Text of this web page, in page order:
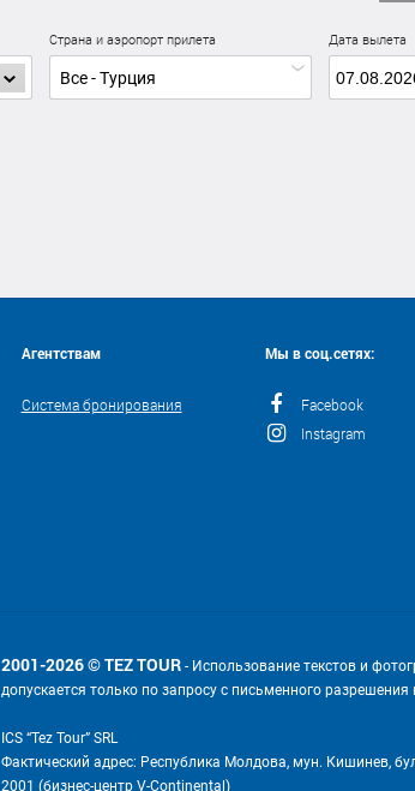
Страна и аэропорт прилета
Все - Турция
Дата вылета
Агентствам
Система бронирования
Мы в соц.сетях:
Facebook
Instagram
2001-2026 © TEZ TOUR - Использование текстов и
допускается только по запросу с письменного разрешения
ICS “Tez Tour” SRL
Фактический адрес: Республика Молдова, мун. Кишинев,
2001 (бизнес-центр V-Continental)